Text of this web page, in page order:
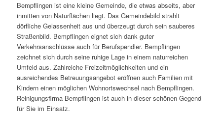
Bempflingen ist eine kleine Gemeinde, die etwas abseits, aber
inmitten von Naturflächen liegt. Das Gemeindebild strahlt
dörfliche Gelassenheit aus und überzeugt durch sein sauberes
Straßenbild. Bempflingen eignet sich dank guter
Verkehrsanschlüsse auch für Berufspendler. Bempflingen
zeichnet sich durch seine ruhige Lage in einem naturreichen
Umfeld aus. Zahlreiche Freizeitmöglichkeiten und ein
ausreichendes Betreuungsangebot eröffnen auch Familien mit
Kindern einen möglichen Wohnortswechsel nach Bempflingen.
Reinigungsfirma Bempflingen ist auch in dieser schönen Gegend
für Sie im Einsatz.